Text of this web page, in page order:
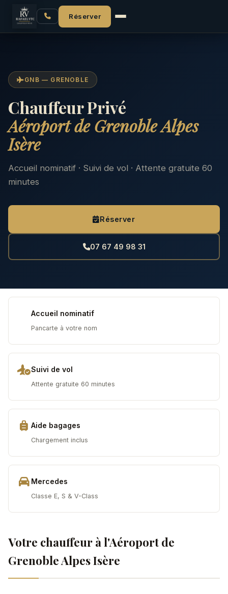
Réserver
Accueil Aéroport GNB
GNB — GRENOBLE
Chauffeur Privé
Aéroport de Grenoble Alpes
Isère
Accueil nominatif · Suivi de vol · Attente gratuite 60
minutes
Réserver
07 67 49 98 31
Accueil nominatif
Pancarte à votre nom
Suivi de vol
Attente gratuite 60 minutes
Aide bagages
Chargement inclus
Mercedes
Classe E, S & V-Class
Votre chauffeur à l'Aéroport de
Grenoble Alpes Isère